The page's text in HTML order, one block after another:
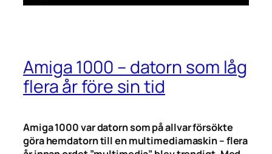
Amiga 1000 – datorn som låg
flera år före sin tid
Amiga 1000 var datorn som på allvar försökte
göra hemdatorn till en multimediamaskin – flera